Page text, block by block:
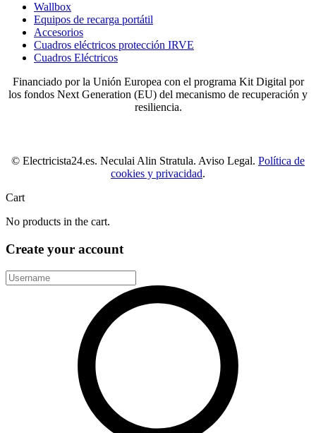
Wallbox
Equipos de recarga portátil
Accesorios
Cuadros eléctricos protección IRVE
Cuadros Eléctricos
Financiado por la Unión Europea con el programa Kit Digital por
los fondos Next Generation (EU) del mecanismo de recuperación y
resiliencia.
© Electricista24.es. Neculai Alin Stratula. Aviso Legal. Política de
cookies y privacidad.
Cart
No products in the cart.
Create your account